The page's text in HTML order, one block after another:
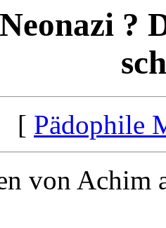
?
[ Pädophile
von Achim